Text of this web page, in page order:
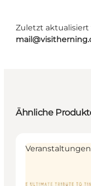
Zuletzt aktualisiert
Ähnliche
Veranstaltungen